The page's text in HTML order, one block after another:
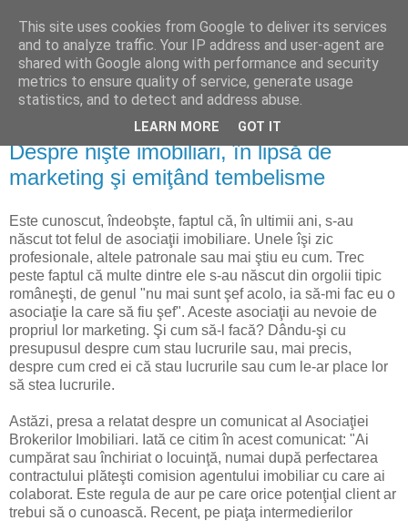
Reflecţii economice
blog de reflecţii, informaţii şi opinii economice
joi, 22 martie 2012
Despre nişte imobiliari, în lipsă de
marketing şi emiţând tembelisme
Este cunoscut, îndeobşte, faptul că, în ultimii ani, s-au
născut tot felul de asociaţii imobiliare. Unele îşi zic
profesionale, altele patronale sau mai ştiu eu cum. Trec
peste faptul că multe dintre ele s-au născut din orgolii tipic
româneşti, de genul "nu mai sunt şef acolo, ia să-mi fac eu o
asociaţie la care să fiu şef". Aceste asociaţii au nevoie de
propriul lor marketing. Şi cum să-l facă? Dându-şi cu
presupusul despre cum stau lucrurile sau, mai precis,
despre cum cred ei că stau lucrurile sau cum le-ar place lor
să stea lucrurile.
Astăzi, presa a relatat despre un comunicat al Asociaţiei
Brokerilor Imobiliari. Iată ce citim în acest comunicat: "Ai
cumpărat sau închiriat o locuinţă, numai după perfectarea
contractului plăteşti comision agentului imobiliar cu care ai
colaborat. Este regula de aur pe care orice potenţial client ar
trebui să o cunoască. Recent, pe piaţa intermedierilor
This site uses cookies from Google to deliver its services
and to analyze traffic. Your IP address and user-agent are
shared with Google along with performance and security
metrics to ensure quality of service, generate usage
statistics, and to detect and address abuse.
LEARN MORE GOT IT